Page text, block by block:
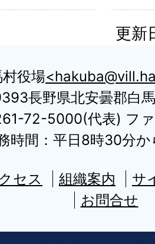
更新
役場
長野県北安曇郡白
72-5000(代表) フ
時間：平日8時30分か
セス 組織案内
サ
お問合せ